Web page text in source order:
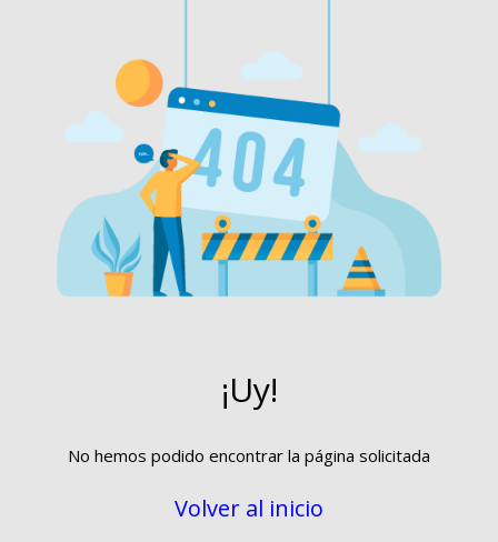
¡Uy!
No hemos podido encontrar la página solicitada
Volver al inicio